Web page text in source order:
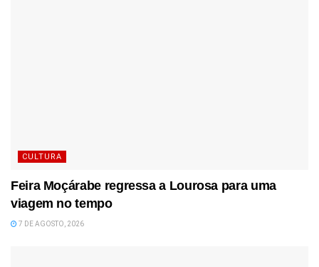
CULTURA
Feira Moçárabe regressa a Lourosa para uma
viagem no tempo
7 DE AGOSTO, 2026